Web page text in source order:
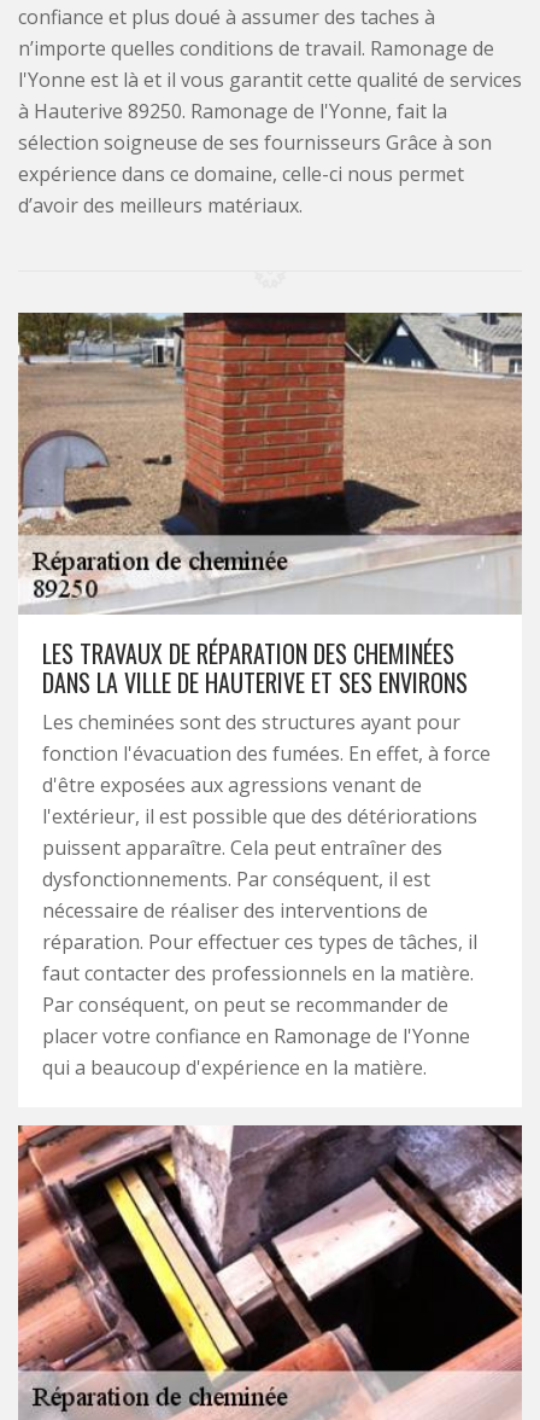
confiance et plus doué à assumer des taches à
n’importe quelles conditions de travail. Ramonage de
l'Yonne est là et il vous garantit cette qualité de services
à Hauterive 89250. Ramonage de l'Yonne, fait la
sélection soigneuse de ses fournisseurs Grâce à son
expérience dans ce domaine, celle-ci nous permet
d’avoir des meilleurs matériaux.
LES TRAVAUX DE RÉPARATION DES CHEMINÉES
DANS LA VILLE DE HAUTERIVE ET SES ENVIRONS
Les cheminées sont des structures ayant pour
fonction l'évacuation des fumées. En effet, à force
d'être exposées aux agressions venant de
l'extérieur, il est possible que des détériorations
puissent apparaître. Cela peut entraîner des
dysfonctionnements. Par conséquent, il est
nécessaire de réaliser des interventions de
réparation. Pour effectuer ces types de tâches, il
faut contacter des professionnels en la matière.
Par conséquent, on peut se recommander de
placer votre confiance en Ramonage de l'Yonne
qui a beaucoup d'expérience en la matière.